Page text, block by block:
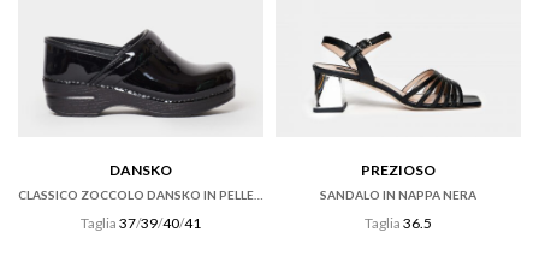
DANSKO
Taglia 37/39/40/41
PREZIOSO
SANDALO IN NAPPA NERA
Taglia 36.5